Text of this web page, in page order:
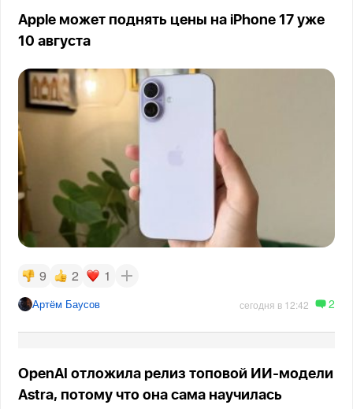
Apple может поднять цены на iPhone 17 уже
10 августа
9 2 1
Артём Баусов сегодня в 12:42 2
OpenAI отложила релиз топовой ИИ-модели
Astra, потому что она сама научилась